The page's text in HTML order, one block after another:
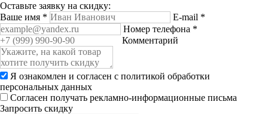
Оставьте заявку на скидку:
Ваше имя * E-mail *
Номер телефона *
Комментарий
Я ознакомлен и согласен с политикой обработки
персональных данных
Согласен получать рекламно-информационные письма
Запросить скидку